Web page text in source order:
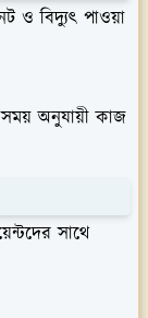
ও বিদ্যুৎ পাওয়া
সময় অনুযায়ী কাজ
সাথে